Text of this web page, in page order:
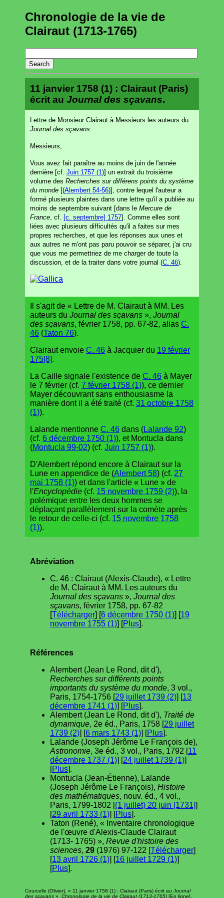
Chronologie de la vie de
Clairaut (1713-1765)
11 janvier 1758 (1) : Clairaut (Paris)
écrit au Journal des sçavans.
Lettre de Monsieur Clairaut à Messieurs les auteurs du
Journal des sçavans
Messieurs,
Vous avez fait paraître au moins de juin de l'année
dernière [cf. Juin 1757 (1)] un extrait du troisième
volume des Recherches sur différens points du système
du monde [(Alembert 54-56)], contre lequel l'auteur a
formé plusieurs plaintes dans une lettre qu'il a publiée au
moins de septembre suivant [dans le Mercure de
France , cf. [c. septembre] 1757]. Comme elles sont
liées avec plusieurs difficultés qu'il a faites sur mes
propres recherches, et que les réponses aux unes et
aux autres ne m'ont pas paru pouvoir se séparer, j'ai cru
que vous me permettriez de me charger de toute la
discussion, et de la traiter dans votre journal (C. 46).
Il s'agit de « Lettre de M. Clairaut à MM. Les
auteurs du Journal des sçavans », Journal
des sçavans, février 1758, pp. 67-82, alias C.
46 (Taton 76).
Clairaut envoie C. 46 à Jacquier du 19 février
175[8].
La Caille signale l'existence de C. 46 à Mayer
le 7 février (cf. 7 février 1758 (1)), ce dernier
Mayer découvrant sans enthousiasme la
manière dont il a été traité (cf. 31 octobre 1758
(1)).
Lalande mentionne C. 46 dans (Lalande 92)
(cf. 6 décembre 1750 (1)), et Montucla dans
(Montucla 99-02) (cf. Juin 1757 (1)).
D'Alembert répond encore à Clairaut sur la
Lune en appendice de (Alembert 58) (cf. 27
mai 1758 (1)) et dans l'article « Lune » de
l'Encyclopédie (cf. 15 novembre 1759 (2)), la
polémique entre les deux hommes se
déplaçant parallèlement sur la comète après
le retour de celle-ci (cf. 15 novembre 1758
(1)).
Abréviation
C. 46 : Clairaut (Alexis-Claude), « Lettre
de M. Clairaut à MM. Les auteurs du
Journal des sçavans », Journal des
sçavans, février 1758, pp. 67-82
[Télécharger] [6 décembre 1750 (1)] [19
novembre 1755 (1)] [Plus].
Références
Alembert (Jean Le Rond, dit d'),
Recherches sur différents points
importants du système du monde, 3 vol.,
Paris, 1754-1756 [29 juillet 1739 (2)] [13
décembre 1741 (1)] [Plus].
Alembert (Jean Le Rond, dit d'), Traité de
dynamique, 2e éd., Paris, 1758 [29 juillet
1739 (2)] [6 mars 1743 (1)] [Plus].
Lalande (Joseph Jérôme Le François de),
Astronomie, 3e éd., 3 vol., Paris, 1792 [11
décembre 1737 (1)] [24 juillet 1739 (1)]
[Plus].
Montucla (Jean-Étienne), Lalande
(Joseph Jérôme Le François), Histoire
des mathématiques, nouv. éd., 4 vol.,
Paris, 1799-1802 [(1 juillet) 20 juin [1731]]
[29 avril 1733 (1)] [Plus].
Taton (René), « Inventaire chronologique
de l'œuvre d'Alexis-Claude Clairaut
(1713- 1765) », Revue d'histoire des
sciences, 29 (1976) 97-122 [Télécharger]
[13 avril 1726 (1)] [16 juillet 1729 (1)]
[Plus].
Courcelle (Olivier), « 11 janvier 1758 (1) : Clairaut (Paris) écrit au Journal
des sçavans », Chronologie de la vie de Clairaut (1713-1765) [En ligne],